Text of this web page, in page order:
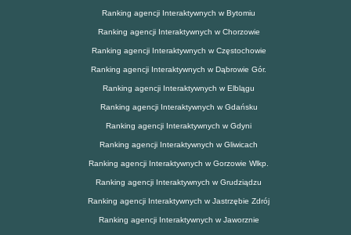
Ranking agencji Interaktywnych w Bytomiu
Ranking agencji Interaktywnych w Chorzowie
Ranking agencji Interaktywnych w Częstochowie
Ranking agencji Interaktywnych w Dąbrowie Gór.
Ranking agencji Interaktywnych w Elblągu
Ranking agencji Interaktywnych w Gdańsku
Ranking agencji Interaktywnych w Gdyni
Ranking agencji Interaktywnych w Gliwicach
Ranking agencji Interaktywnych w Gorzowie Wlkp.
Ranking agencji Interaktywnych w Grudziądzu
Ranking agencji Interaktywnych w Jastrzębie Zdrój
Ranking agencji Interaktywnych w Jaworznie